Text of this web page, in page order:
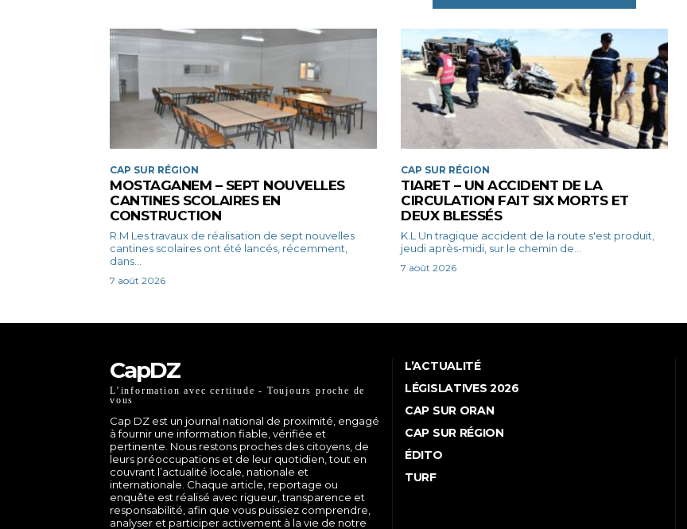
CAP SUR RÉGION
MOSTAGANEM – SEPT NOUVELLES
CANTINES SCOLAIRES EN
CONSTRUCTION
R.M Les travaux de réalisation de sept nouvelles
cantines scolaires ont été lancés, récemment,
dans...
7 août 2026
CAP SUR RÉGION
TIARET – UN ACCIDENT DE LA
CIRCULATION FAIT SIX MORTS ET
DEUX BLESSÉS
K.L Un tragique accident de la route s'est produit,
jeudi après-midi, sur le chemin de...
7 août 2026
CapDZ
L’information avec certitude - Toujours proche de
vous
Cap DZ est un journal national de proximité, engagé
à fournir une information fiable, vérifiée et
pertinente. Nous restons proches des citoyens, de
leurs préoccupations et de leur quotidien, tout en
couvrant l’actualité locale, nationale et
internationale. Chaque article, reportage ou
enquête est réalisé avec rigueur, transparence et
responsabilité, afin que vous puissiez comprendre,
analyser et participer activement à la vie de notre
L’ACTUALITÉ
LÉGISLATIVES 2026
CAP SUR ORAN
CAP SUR RÉGION
ÉDITO
TURF